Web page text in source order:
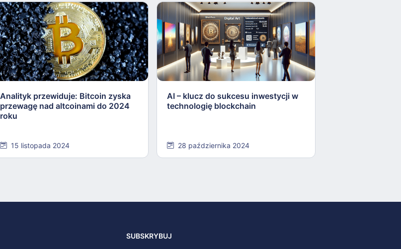
Analityk przewiduje: Bitcoin zyska
przewagę nad altcoinami do 2024
roku
15 listopada 2024
AI – klucz do sukcesu inwestycji w
technologię blockchain
28 października 2024
SUBSKRYBUJ